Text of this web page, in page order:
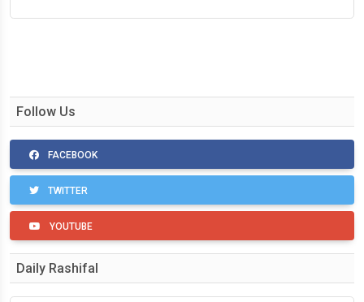
Follow Us
FACEBOOK
TWITTER
YOUTUBE
Daily Rashifal